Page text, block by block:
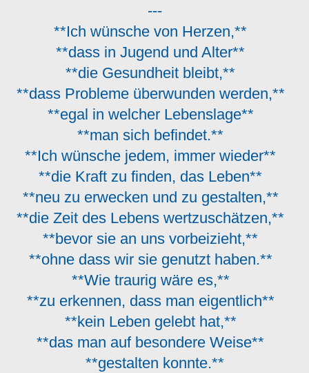
---
**Ich wünsche von Herzen,**
**dass in Jugend und Alter**
**die Gesundheit bleibt,**
**dass Probleme überwunden werden,**
**egal in welcher Lebenslage**
**man sich befindet.**
**Ich wünsche jedem, immer wieder**
**die Kraft zu finden, das Leben**
**neu zu erwecken und zu gestalten,**
**die Zeit des Lebens wertzuschätzen,**
**bevor sie an uns vorbeizieht,**
**ohne dass wir sie genutzt haben.**
**Wie traurig wäre es,**
**zu erkennen, dass man eigentlich**
**kein Leben gelebt hat,**
**das man auf besondere Weise**
**gestalten konnte.**